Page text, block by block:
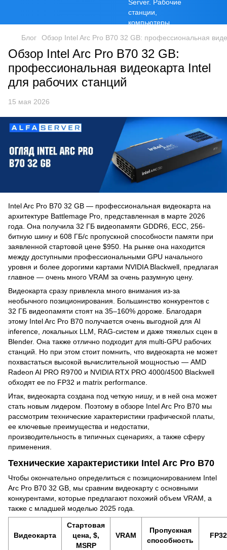
Блог Обзор Intel Arc Pro B70 32 GB: профессиональная
Обзор Intel Arc Pro B70 32 GB:
профессиональная видеокарта Intel
для рабочих станций
15 мая 2026
Intel Arc Pro B70 32 GB — профессиональная видеокарта на
архитектуре Battlemage Pro, представленная в марте 2026
года. Она получила 32 ГБ видеопамяти GDDR6, ECC, 256-
битную шину и 608 ГБ/с пропускной способности памяти при
заявленной стартовой цене $950. На рынке она находится
между доступными профессиональными GPU начального
уровня и более дорогими картами NVIDIA Blackwell, предлагая
главное — очень много VRAM за очень разумную цену.
Видеокарта сразу привлекла много внимания из-за
необычного позиционирования. Большинство конкурентов с
32 ГБ видеопамяти стоят на 35–160% дороже. Благодаря
этому Intel Arc Pro B70 получается очень выгодной для AI
inference, локальных LLM, RAG-систем и даже тяжелых сцен в
Blender. Она также отлично подходит для multi-GPU рабочих
станций. Но при этом стоит помнить, что видеокарта не может
похвастаться высокой вычислительной мощностью — AMD
Radeon AI PRO R9700 и NVIDIA RTX PRO 4000/4500 Blackwell
обходят ее по FP32 и matrix performance.
Итак, видеокарта создана под четкую нишу, и в ней она может
стать новым лидером. Поэтому в обзоре Intel Arc Pro B70 мы
рассмотрим технические характеристики графической платы,
ее ключевые преимущества и недостатки,
производительность в типичных сценариях, а также сферу
применения.
Технические характеристики Intel Arc Pro B70
Чтобы окончательно определиться с позиционированием Intel
Arc Pro B70 32 GB, мы сравним видеокарту с основными
конкурентами, которые предлагают похожий объем VRAM, а
также с младшей моделью 2025 года.
Видеокарта
Стартовая
цена, $,
MSRP
VRAM
Пропускная
способность
FP32